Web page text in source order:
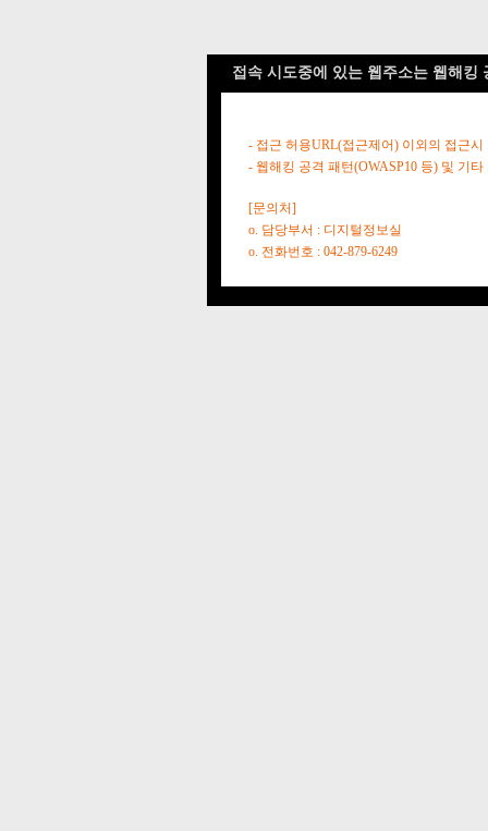
접속 시도중에 있는 웹주소는 웹해킹
- 접근 허용URL(접근제어) 이외의 접근시
- 웹해킹 공격 패턴(OWASP10 등) 및 기
[문의처]
o. 담당부서 : 디지털정보실
o. 전화번호 : 042-879-6249